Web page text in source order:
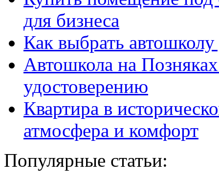
для бизнеса
Как выбрать
Автошкола на
удостоверению
Квартира в
атмосфера и комфорт
Популярные статьи: